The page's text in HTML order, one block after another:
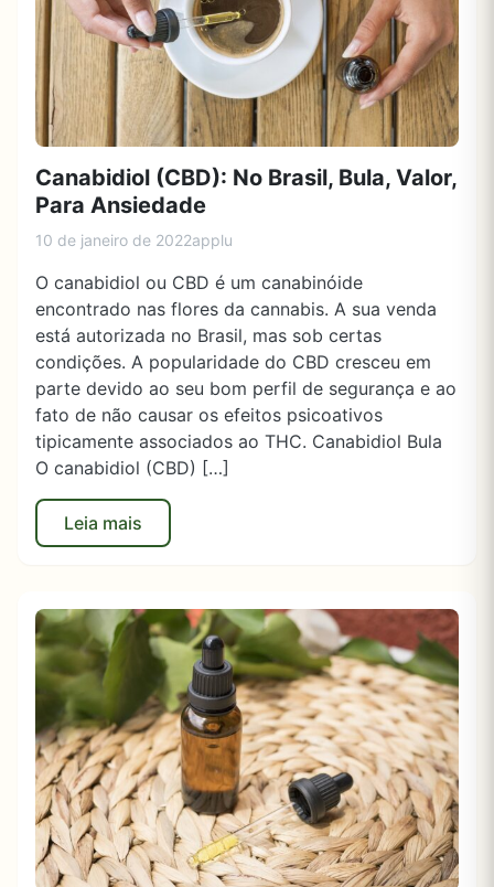
Canabidiol (CBD): No Brasil, Bula, Valor,
Para Ansiedade
10 de janeiro de 2022applu
O canabidiol ou CBD é um canabinóide
encontrado nas flores da cannabis. A sua venda
está autorizada no Brasil, mas sob certas
condições. A popularidade do CBD cresceu em
parte devido ao seu bom perfil de segurança e ao
fato de não causar os efeitos psicoativos
tipicamente associados ao THC. Canabidiol Bula
O canabidiol (CBD) […]
Leia mais